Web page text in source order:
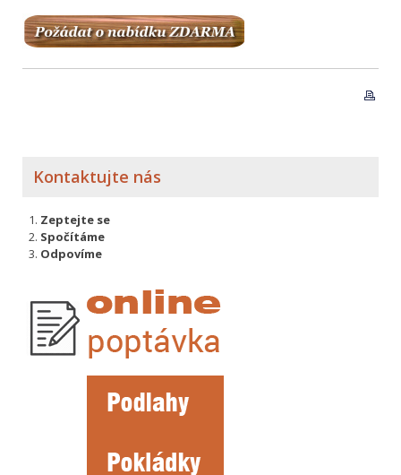
Kontaktujte nás
Zeptejte se
Spočítáme
Odpovíme